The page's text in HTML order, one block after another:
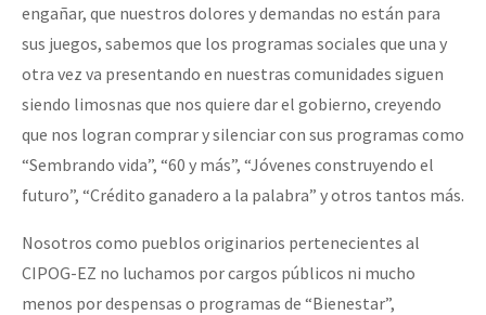
engañar, que nuestros dolores y demandas no están para
sus juegos, sabemos que los programas sociales que una y
otra vez va presentando en nuestras comunidades siguen
siendo limosnas que nos quiere dar el gobierno, creyendo
que nos logran comprar y silenciar con sus programas como
“Sembrando vida”, “60 y más”, “Jóvenes construyendo el
futuro”, “Crédito ganadero a la palabra” y otros tantos más.
Nosotros como pueblos originarios pertenecientes al
CIPOG-EZ no luchamos por cargos públicos ni mucho
menos por despensas o programas de “Bienestar”,